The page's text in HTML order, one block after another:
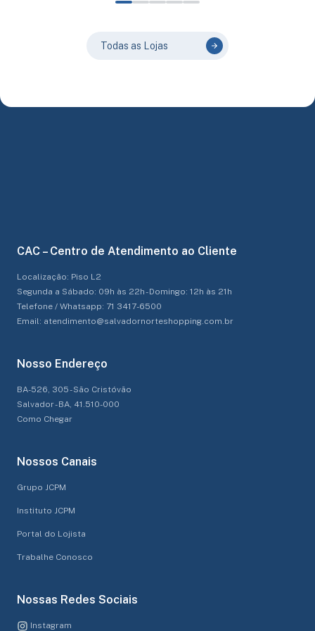
Todas as Lojas
CAC – Centro de Atendimento ao Cliente
Localização: Piso L2
Segunda a Sábado: 09h às 22h - Domingo: 12h às 21h
Telefone / Whatsapp: 71 3417-6500
Email: atendimento@salvadornorteshopping.com.br
Nosso Endereço
BA-526, 305 - São Cristóvão
Salvador - BA, 41.510-000
Como Chegar
Nossos Canais
Grupo JCPM
Instituto JCPM
Portal do Lojista
Trabalhe Conosco
Nossas Redes Sociais
Instagram